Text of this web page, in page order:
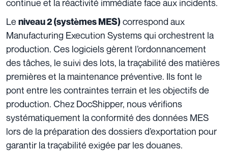
continue et la réactivité immédiate face aux incidents.
Le niveau 2 (systèmes MES) correspond aux
Manufacturing Execution Systems qui orchestrent la
production. Ces logiciels gèrent l’ordonnancement
des tâches, le suivi des lots, la traçabilité des matières
premières et la maintenance préventive. Ils font le
pont entre les contraintes terrain et les objectifs de
production. Chez DocShipper, nous vérifions
systématiquement la conformité des données MES
lors de la préparation des dossiers d’exportation pour
garantir la traçabilité exigée par les douanes.